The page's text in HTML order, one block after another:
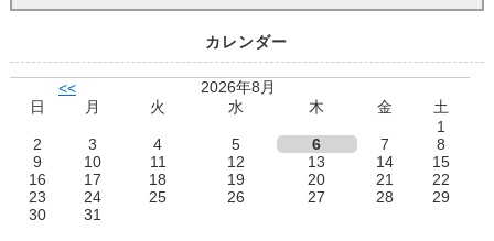
カレンダー
<<
2026年8月
日
月 火 水 木 金
土
1
2
3 4 5 6 7
8
9
10 11 12 13 14
15
16
17 18 19 20 21
22
23
24 25 26 27 28
29
30
31